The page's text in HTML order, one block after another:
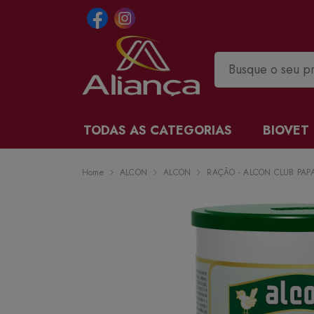
TODAS AS CATEGORIAS BIOVET
Home ALCON ALCON RAÇÃO - ALCON CLUB